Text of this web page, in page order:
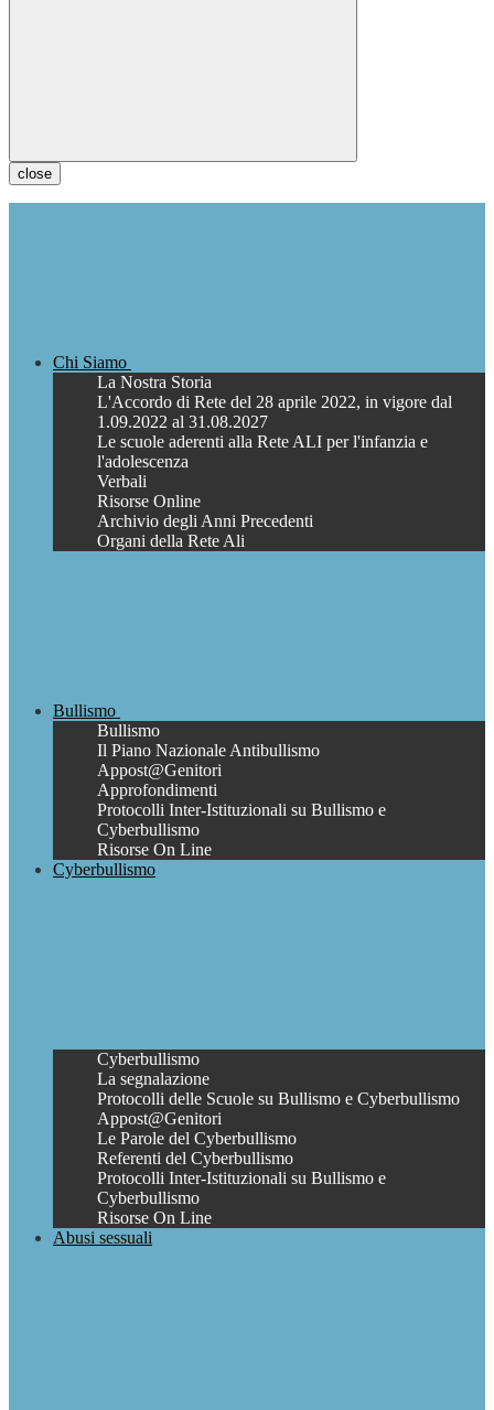
close
Chi Siamo
La Nostra Storia
L'Accordo di Rete del 28 aprile 2022, in vigore dal
1.09.2022 al 31.08.2027
Le scuole aderenti alla Rete ALI per l'infanzia e
l'adolescenza
Verbali
Risorse Online
Archivio degli Anni Precedenti
Organi della Rete Ali
Bullismo
Bullismo
Il Piano Nazionale Antibullismo
Appost@Genitori
Approfondimenti
Protocolli Inter-Istituzionali su Bullismo e
Cyberbullismo
Risorse On Line
Cyberbullismo
Cyberbullismo
La segnalazione
Protocolli delle Scuole su Bullismo e Cyberbullismo
Appost@Genitori
Le Parole del Cyberbullismo
Referenti del Cyberbullismo
Protocolli Inter-Istituzionali su Bullismo e
Cyberbullismo
Risorse On Line
Abusi sessuali